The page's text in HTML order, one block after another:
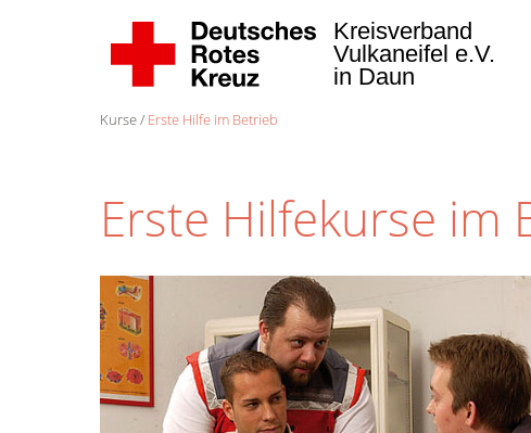
Kreisverband
Vulkaneifel e.V.
in Daun
Kurse Erste Hilfe im Betrieb
Erste Hilfekurse im